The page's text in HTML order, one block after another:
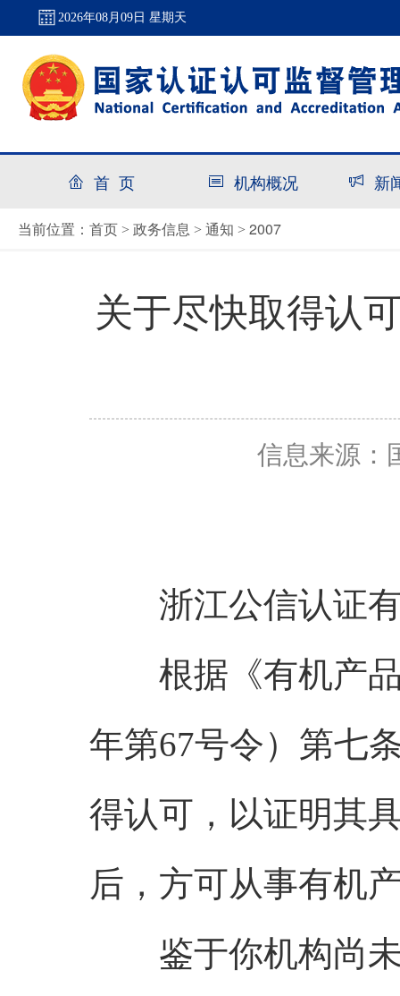
2026年08月09日 星期天
首 页 机构概况 新
当前位置： 首页 > 政务信息 > 通知 > 2007
关于尽快取得认
信息来源：
浙江公信认证有
根据《有机产品
年第67号令）第七
得认可，以证明其
后，方可从事有机
鉴于你机构尚未